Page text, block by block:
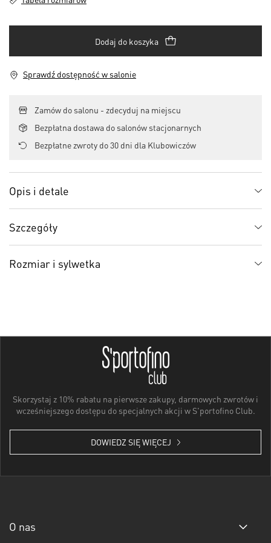
Dodaj do koszyka
Sprawdź dostępność w salonie
Zamów do salonu - zdecyduj na miejscu
Bezpłatna dostawa do salonów stacjonarnych
Bezpłatne zwroty do 30 dni dla Klubowiczów
Opis i detale
Szczegóły
Rozmiar i sylwetka
Skorzystaj z 10% rabatu na pierwsze zakupy, darmowych zwrotów i
wcześniejszego dostępu do specjalnych akcji w S'portofino Club.
DOWIEDZ SIĘ WIĘCEJ
O nas